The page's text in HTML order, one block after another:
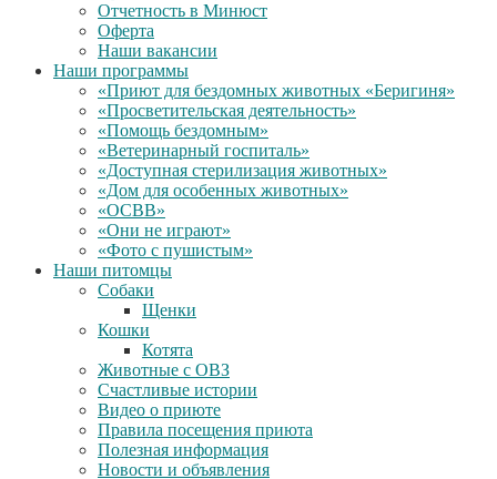
Отчетность в Минюст
Оферта
Наши вакансии
Наши программы
«Приют для бездомных животных «Беригиня»
«Просветительская деятельность»
«Помощь бездомным»
«Ветеринарный госпиталь»
«Доступная стерилизация животных»
«Дом для особенных животных»
«ОСВВ»
«Они не играют»
«Фото с пушистым»
Наши питомцы
Собаки
Щенки
Кошки
Котята
Животные с ОВЗ
Счастливые истории
Видео о приюте
Правила посещения приюта
Полезная информация
Новости и объявления